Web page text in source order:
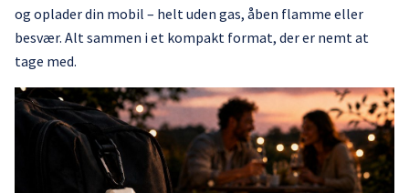
og oplader din mobil – helt uden gas, åben flamme eller
besvær. Alt sammen i et kompakt format, der er nemt at
tage med.